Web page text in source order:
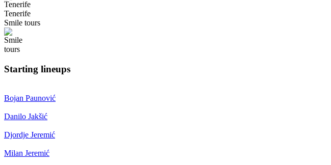
Tenerife
Smile tours
Starting lineups
Bojan Paunović
Danilo Jakšić
Djordje Jeremić
Milan Jeremić